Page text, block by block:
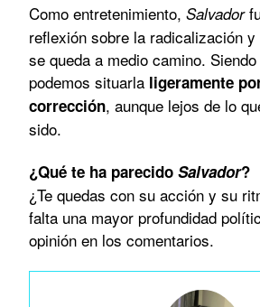
Como entretenimiento, Salvador
reflexión sobre la radicalización
se queda a medio camino.
podemos situarla ligeramente
corrección, aunque lejos de lo
sido.
¿Qué te ha parecido Salvador?
¿Te quedas con su acción y su
falta una mayor profundidad
opinión en los comentarios.